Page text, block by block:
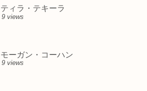
ティラ・テキーラ
9 views
モーガン・コーハン
9 views